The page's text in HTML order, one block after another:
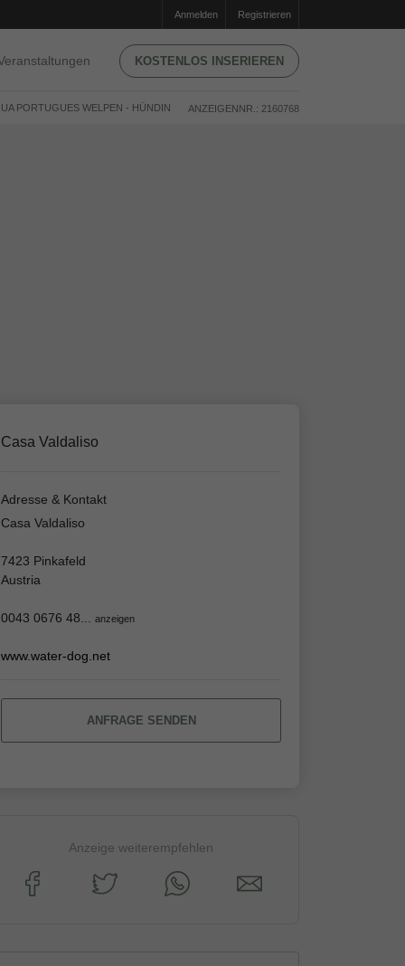
Anmelden Registrieren
KOSTENLOS INSERIEREN
PORTUGUES WELPEN - HÜNDIN ANZEIGENNR.: 2160768
Casa Valdaliso
Adresse & Kontakt
Casa Valdaliso
7423 Pinkafeld
Austria
0043 0676 48... anzeigen
www.water-dog.net
ANFRAGE SENDEN
Anzeige weiterempfehlen